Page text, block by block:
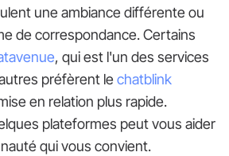
une ambiance différente ou
de correspondance. Certains
, qui est l'un des services
préfèrent le chatblink
en relation plus rapide.
plateformes peut vous aider
qui vous convient.